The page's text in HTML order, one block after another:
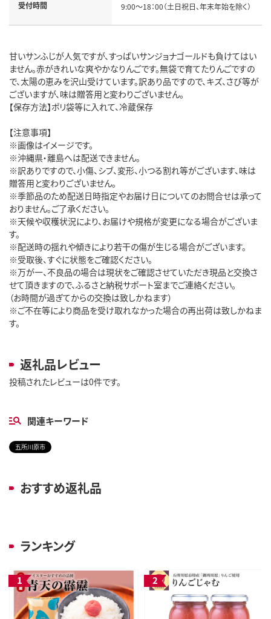
受付時間 9:00～18：00（土日祝日、年末年始を除く）
甘いサンふじが人気ですが、すっぱいサンジョナゴールドも負けてはい
ません。赤がきれいな爽やかなりんごです。無袋で育てたりんごですの
で、太陽の恵みを沢山受けています。訳あり品ですので、キズ、さび等が
ございますが、味は贈答用と変わりございません。
【保存方法】ポリ袋等に入れて、冷蔵保存
【注意事項】
※画像はイメージです。
※沖縄県・離島へは配送できません。
※訳ありですので、小傷、シブ、変形、小つる割れ等がございます、味は
贈答用と変わりございません。
※季節品のため配送日時指定やお届け日についてのお問合せは承って
おりません。ご了承ください。
※天候や収穫状況により、お届けや規格が変更になる場合がございま
す。
※配送時の揺れや傾きにより若干の傷が生じる場合がございます。
※受取後、すぐに状態をご確認ください。
※万が一、不良品の場合は現状をご確認させていただき現品と交換さ
せて頂きますので、ふるさと納税サポート室までご連絡ください。
（お時間が過ぎてからの交換は致しかねます）
※ご不在等により商品を受け取れなかった場合の再出荷は致しかねま
す。
返礼品レビュー
投稿されたレビューは0件です。
関連キーワード
五所川原市
おすすめ返礼品
ランキング